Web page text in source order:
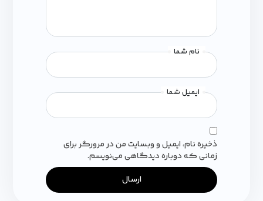
نام شما
ایمیل شما
ذخیره نام، ایمیل و وبسایت من در مرورگر برای
زمانی که دوباره دیدگاهی می‌نویسم.
ارسال